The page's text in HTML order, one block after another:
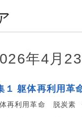
年4月
１ 躯体再利用革
体再利用革命 脱炭素